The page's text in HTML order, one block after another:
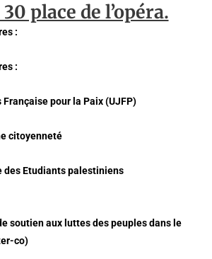
place de l’opéra.
:
:
pour la Paix (UJFP)
citoyenneté
des Etudiants palestiniens
soutien aux luttes des peuples dans le
co)